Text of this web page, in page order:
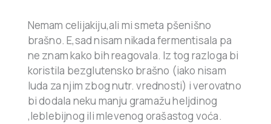
Nemam celijakiju,ali mi smeta pšenišno
brašno. E,sad nisam nikada fermentisala pa
ne znam kako bih reagovala. Iz tog razloga bi
koristila bezglutensko brašno (iako nisam
luda za njim zbog nutr. vrednosti) i verovatno
bi dodala neku manju gramažu heljdinog
,leblebijnog ili mlevenog orašastog voća.